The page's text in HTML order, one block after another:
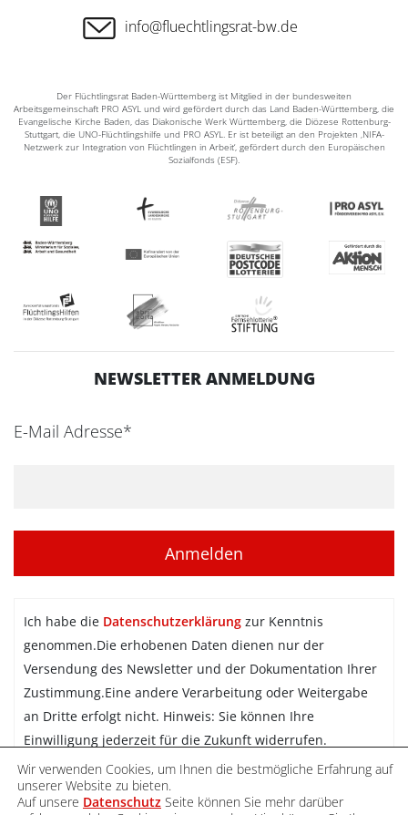
info@fluechtlingsrat-bw.de
Der Flüchtlingsrat Baden-Württemberg ist Mitglied in der bundesweiten
Arbeitsgemeinschaft PRO ASYL und wird gefördert durch das Land Baden-Württemberg, die
Evangelische Kirche Baden, das Diakonische Werk Württemberg, die Diözese Rottenburg-
Stuttgart, die UNO-Flüchtlingshilfe und PRO ASYL. Er ist beteiligt an den Projekten ‚NIFA-
Netzwerk zur Integration von Flüchtlingen in Arbeit‘, gefördert durch den Europäischen
Sozialfonds (ESF).
NEWSLETTER ANMELDUNG
E-Mail Adresse*
Ich habe die Datenschutzerklärung zur Kenntnis
genommen.Die erhobenen Daten dienen nur der
Versendung des Newsletter und der Dokumentation Ihrer
Zustimmung.Eine andere Verarbeitung oder Weitergabe
an Dritte erfolgt nicht. Hinweis: Sie können Ihre
Einwilligung jederzeit für die Zukunft widerrufen.
Newsletter abonnieren
Wir verwenden Cookies, um Ihnen die bestmögliche Erfahrung auf
unserer Website zu bieten.
Auf unsere Datenschutz Seite können Sie mehr darüber